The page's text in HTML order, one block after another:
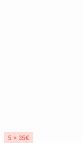
5 x 35€